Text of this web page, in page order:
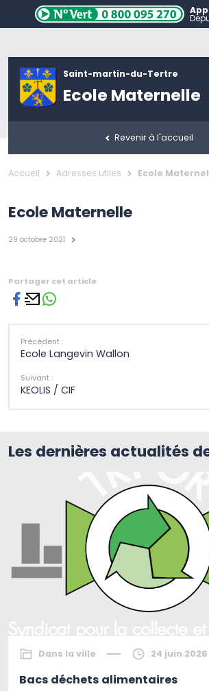
Saint-martin-du-Tertre
Ecole Maternelle
Revenir à l'accueil
Accueil Adresses utiles Ecole
Ecole Maternelle
29 octobre 2021
Partager cet article
Précédent :
Ecole Langevin Wallon
Suivant :
KEOLIS / CIF
Les dernières actualités
Dans la ville 24 juin 2026
Bacs déchets alimentaires